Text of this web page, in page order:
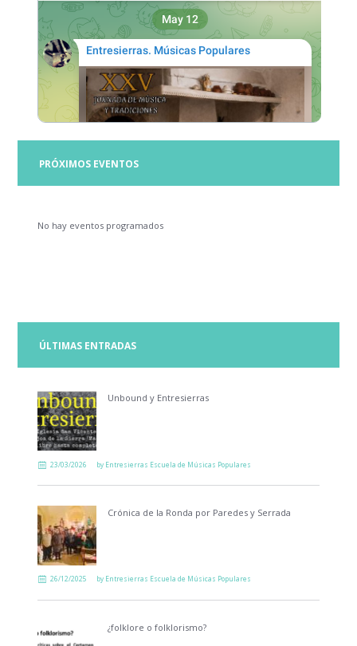
PRÓXIMOS EVENTOS
No hay eventos programados
ÚLTIMAS ENTRADAS
Unbound y Entresierras
23/03/2026 by Entresierras Escuela de Músicas Populares
Crónica de la Ronda por Paredes y Serrada
26/12/2025 by Entresierras Escuela de Músicas Populares
¿folklore o folklorismo?